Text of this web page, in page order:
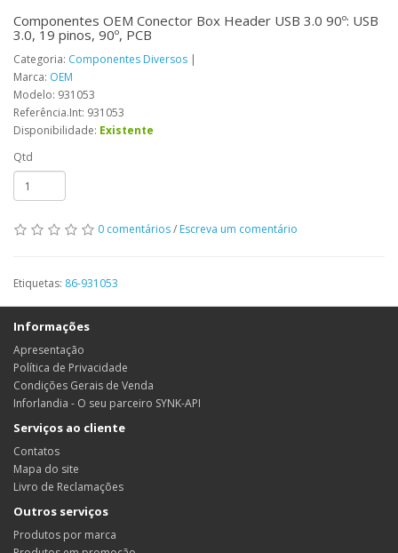
Componentes OEM Conector Box Header USB 3.0 90º: USB
3.0, 19 pinos, 90º, PCB
Categoria: Componentes Diversos |
Marca: OEM
Modelo: 931053
Referência.Int: 931053
Disponibilidade: Existente
Qtd
0 comentários/ Escreva um comentário
Etiquetas: 86-931053
Informações
Apresentação
Política de Privacidade
Condições Gerais de Venda
Inforlandia - O seu parceiro SYNK-API
Serviços ao cliente
Contatos
Mapa do site
Livro de Reclamações
Outros serviços
Produtos por marca